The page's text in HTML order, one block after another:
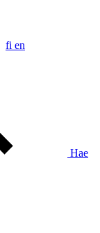
fi en
Hae